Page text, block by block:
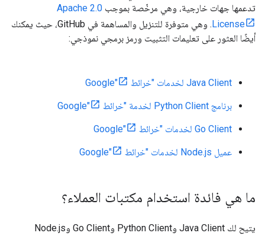
تدعمها جهات خارجية، وهي مرخّصة بموجب Apache 2.0
License
. وهي متوفرة للتنزيل والمساهمة في GitHub، حيث يمكنك
أيضًا العثور على تعليمات التثبيت ورمز برمجي نموذجي:
Java Client لخدمات "خرائط Google"
برنامج Python Client لخدمة "خرائط Google"
Go Client لخدمات "خرائط Google"
عميل Node.js لخدمات "خرائط Google"
ما هي فائدة استخدام مكتبات العملاء؟
يتيح لك Java Client وPython Client وGo Client وNode.js